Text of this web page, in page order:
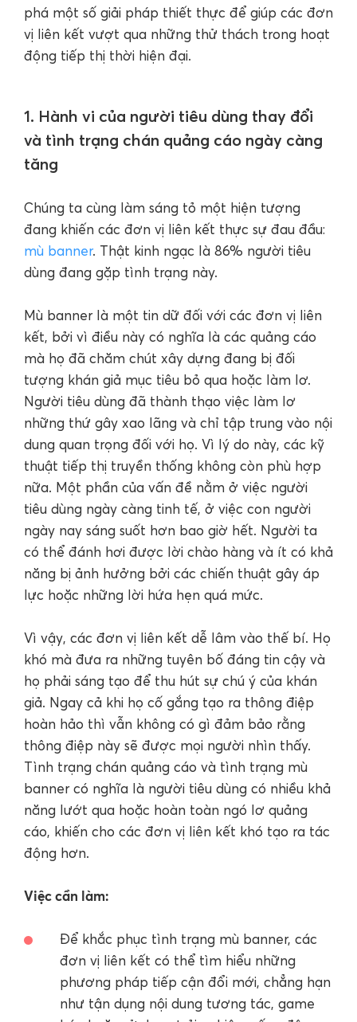
phá một số giải pháp thiết thực để giúp các đơn
vị liên kết vượt qua những thử thách trong hoạt
động tiếp thị thời hiện đại.
1. Hành vi của người tiêu dùng thay đổi
và tình trạng chán quảng cáo ngày càng
tăng
Chúng ta cùng làm sáng tỏ một hiện tượng
đang khiến các đơn vị liên kết thực sự đau đầu:
mù banner. Thật kinh ngạc là 86% người tiêu
dùng đang gặp tình trạng này.
Mù banner là một tin dữ đối với các đơn vị liên
kết, bởi vì điều này có nghĩa là các quảng cáo
mà họ đã chăm chút xây dựng đang bị đối
tượng khán giả mục tiêu bỏ qua hoặc làm lơ.
Người tiêu dùng đã thành thạo việc làm lơ
những thứ gây xao lãng và chỉ tập trung vào nội
dung quan trọng đối với họ. Vì lý do này, các kỹ
thuật tiếp thị truyền thống không còn phù hợp
nữa. Một phần của vấn đề nằm ở việc người
tiêu dùng ngày càng tinh tế, ở việc con người
ngày nay sáng suốt hơn bao giờ hết. Người ta
có thể đánh hơi được lời chào hàng và ít có khả
năng bị ảnh hưởng bởi các chiến thuật gây áp
lực hoặc những lời hứa hẹn quá mức.
Vì vậy, các đơn vị liên kết dễ lâm vào thế bí. Họ
khó mà đưa ra những tuyên bố đáng tin cậy và
họ phải sáng tạo để thu hút sự chú ý của khán
giả. Ngay cả khi họ cố gắng tạo ra thông điệp
hoàn hảo thì vẫn không có gì đảm bảo rằng
thông điệp này sẽ được mọi người nhìn thấy.
Tình trạng chán quảng cáo và tình trạng mù
banner có nghĩa là người tiêu dùng có nhiều khả
năng lướt qua hoặc hoàn toàn ngó lơ quảng
cáo, khiến cho các đơn vị liên kết khó tạo ra tác
động hơn.
Việc cần làm:
Để khắc phục tình trạng mù banner, các
đơn vị liên kết có thể tìm hiểu những
phương pháp tiếp cận đổi mới, chẳng hạn
như tận dụng nội dung tương tác, game